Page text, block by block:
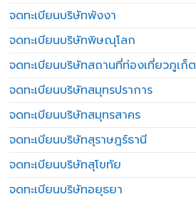
จดทะเบียนบริษัทพังงา
จดทะเบียนบริษัทพิษณุโลก
จดทะเบียนบริษัทสถานที่ท่องเที่ยวภูเก็ต
จดทะเบียนบริษัทสมุทรปราการ
จดทะเบียนบริษัทสมุทรสาคร
จดทะเบียนบริษัทสุราษฎร์ธานี
จดทะเบียนบริษัทสุโขทัย
จดทะเบียนบริษัทอยุธยา